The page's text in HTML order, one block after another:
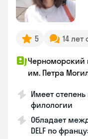
5 14 лет
Черноморский
им. Петра
Имеет
филологии
Обладает
DELF по